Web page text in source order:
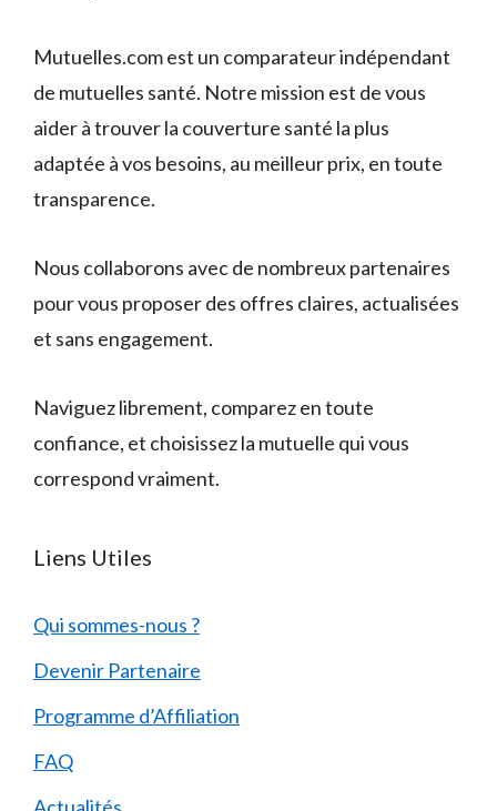
Mutuelles.com est un comparateur indépendant
de mutuelles santé. Notre mission est de vous
aider à trouver la couverture santé la plus
adaptée à vos besoins, au meilleur prix, en toute
transparence.
Nous collaborons avec de nombreux partenaires
pour vous proposer des offres claires, actualisées
et sans engagement.
Naviguez librement, comparez en toute
confiance, et choisissez la mutuelle qui vous
correspond vraiment.
Liens Utiles
Qui sommes-nous ?
Devenir Partenaire
Programme d’Affiliation
FAQ